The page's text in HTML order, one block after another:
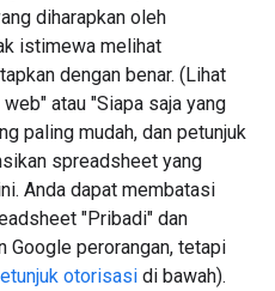
diharapkan oleh
istimewa melihat
dengan benar. (Lihat
atau "Siapa saja yang
paling mudah, dan petunjuk
spreadsheet yang
Anda dapat membatasi
"Pribadi" dan
Google perorangan, tetapi
otorisasi di bawah).